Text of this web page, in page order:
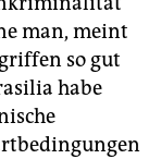
man, meint
so gut
habe